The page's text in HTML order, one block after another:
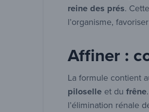
reine des prés.
l’organisme,
Affiner :
La formule contient
piloselle et du frêne
l’élimination rénale